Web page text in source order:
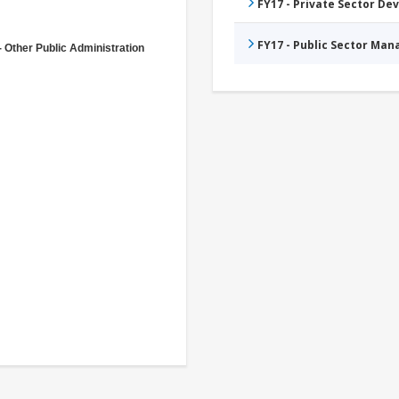
Other Public Administration
FY17 - Private Sector
FY17 - Public Sector